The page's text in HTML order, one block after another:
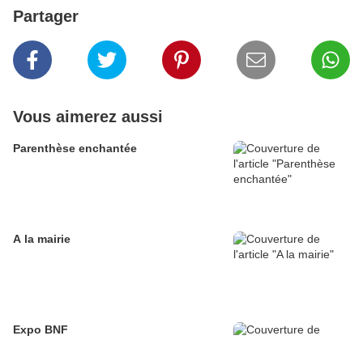
Partager
Vous aimerez aussi
Parenthèse enchantée
A la mairie
Expo BNF